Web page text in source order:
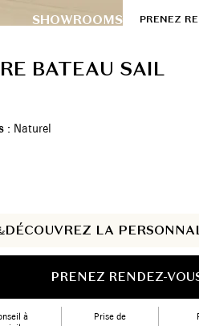
SHOWROOMS PRENEZ
BATEAU SAIL
: Naturel
DÉCOUVREZ LA
PRENEZ RENDEZ-
à
Prise de